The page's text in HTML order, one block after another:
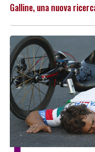
Galline, una nuova